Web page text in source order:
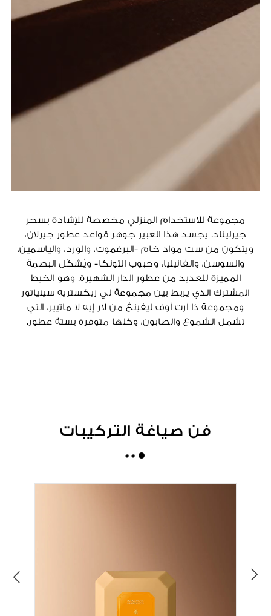
مجموعة للاستخدام المنزلي مخصصة للإشادة بسحر
جيرليناد. يجسد هذا العبير جوهر قواعد عطور جيرلان،
ويتكون من ست مواد خام -البرغموت، والورد، والياسمين،
والسوسن، والفانيليا، وحبوب التونكا- ويُشكّل البصمة
المميزة للعديد من عطور الدار الشهيرة. وهو الخيط
المشترك الذي يربط بين مجموعة لي زيكستريه سينياتور
ومجموعة ذا آرت أوف ليفينغ من لار إيه لا ماتيير، التي
تشمل الشموع والصابون، وكلها متوفرة بستة عطور.
فن صياغة التركيبات